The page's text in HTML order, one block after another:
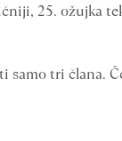
25. ožujka
samo tri člana.